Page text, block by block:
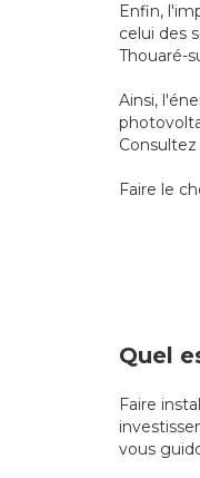
Enfin,
celui des
Thouaré-
Ainsi,
Faire le
Quel
Faire
vous